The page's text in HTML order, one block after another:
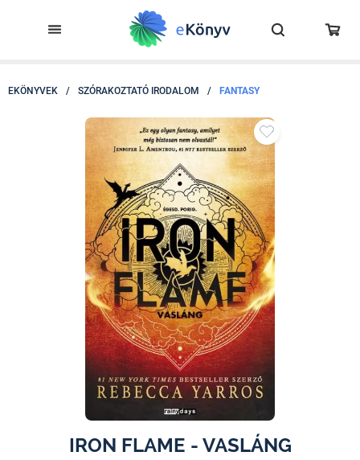
EKÖNYVEK / SZÓRAKOZTATÓ IRODALOM / FANTASY
IRON FLAME - VASLÁNG